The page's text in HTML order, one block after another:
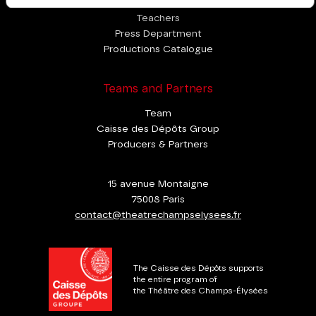
Teachers
Press Department
Productions Catalogue
Teams and Partners
Team
Caisse des Dépôts Group
Producers & Partners
15 avenue Montaigne
75008 Paris
contact@theatrechampselysees.fr
The Caisse des Dépôts supports
the entire program of
the Théâtre des Champs-Élysées